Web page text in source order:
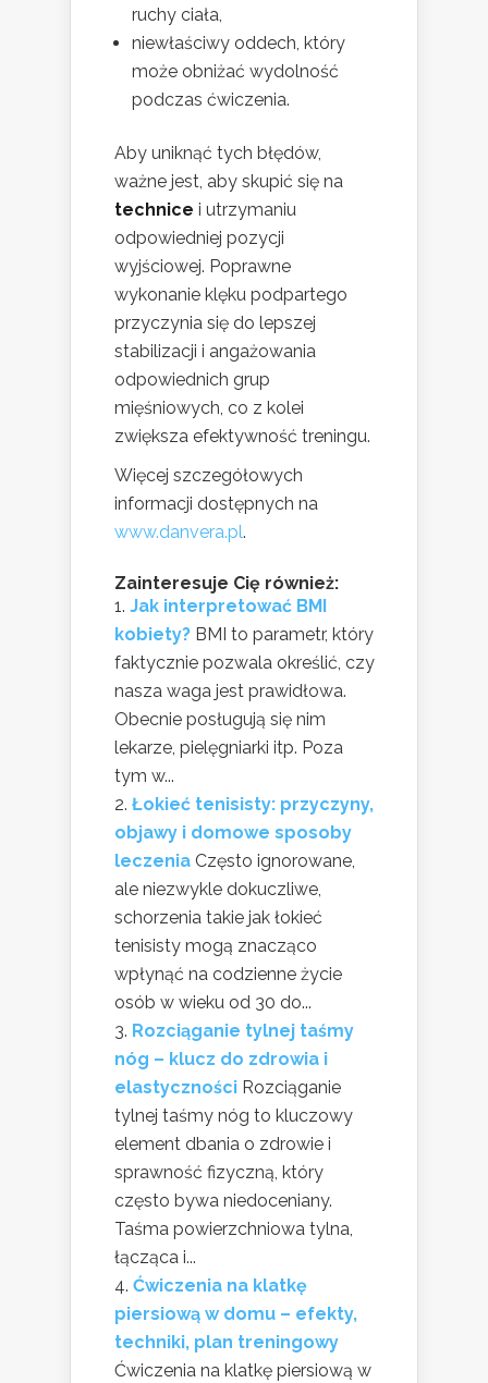
ruchy ciała,
niewłaściwy oddech, który
może obniżać wydolność
podczas ćwiczenia.
Aby uniknąć tych błędów,
ważne jest, aby skupić się na
technice i utrzymaniu
odpowiedniej pozycji
wyjściowej. Poprawne
wykonanie klęku podpartego
przyczynia się do lepszej
stabilizacji i angażowania
odpowiednich grup
mięśniowych, co z kolei
zwiększa efektywność treningu.
Więcej szczegółowych
informacji dostępnych na
www.danvera.pl.
Zainteresuje Cię również:
Jak interpretować BMI
kobiety? BMI to parametr, który
faktycznie pozwala określić, czy
nasza waga jest prawidłowa.
Obecnie posługują się nim
lekarze, pielęgniarki itp. Poza
tym w...
Łokieć tenisisty: przyczyny,
objawy i domowe sposoby
leczenia Często ignorowane,
ale niezwykle dokuczliwe,
schorzenia takie jak łokieć
tenisisty mogą znacząco
wpłynąć na codzienne życie
osób w wieku od 30 do...
Rozciąganie tylnej taśmy
nóg – klucz do zdrowia i
elastyczności Rozciąganie
tylnej taśmy nóg to kluczowy
element dbania o zdrowie i
sprawność fizyczną, który
często bywa niedoceniany.
Taśma powierzchniowa tylna,
łącząca i...
Ćwiczenia na klatkę
piersiową w domu – efekty,
techniki, plan treningowy
Ćwiczenia na klatkę piersiową w